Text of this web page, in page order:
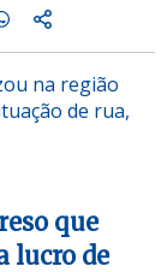
na região
de rua,
que
lucro de